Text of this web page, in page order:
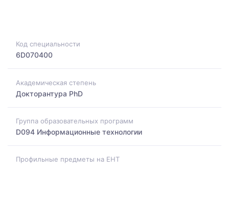
Код специальности
6D070400
Академическая степень
Докторантура PhD
Группа образовательных программ
D094 Информационные технологии
Профильные предметы на ЕНТ